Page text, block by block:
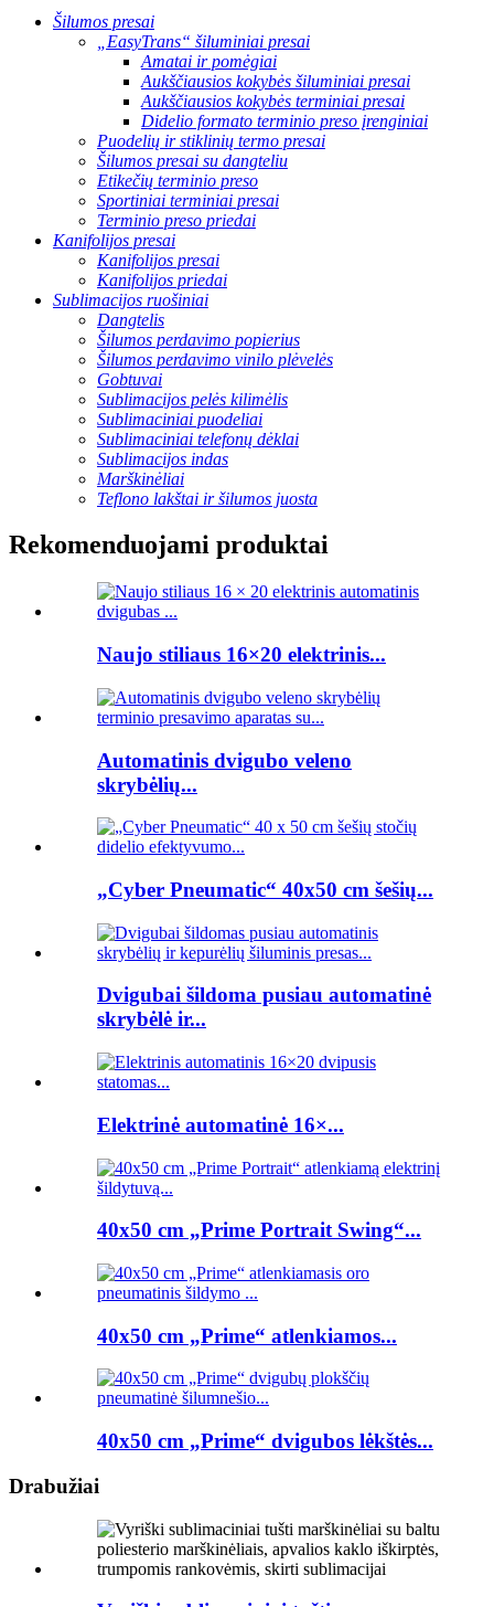
Šilumos presai
„EasyTrans“ šiluminiai presai
Amatai ir pomėgiai
Aukščiausios kokybės šiluminiai presai
Aukščiausios kokybės terminiai presai
Didelio formato terminio preso įrenginiai
Puodelių ir stiklinių termo presai
Šilumos presai su dangteliu
Etikečių terminio preso
Sportiniai terminiai presai
Terminio preso priedai
Kanifolijos presai
Kanifolijos presai
Kanifolijos priedai
Sublimacijos ruošiniai
Dangtelis
Šilumos perdavimo popierius
Šilumos perdavimo vinilo plėvelės
Gobtuvai
Sublimacijos pelės kilimėlis
Sublimaciniai puodeliai
Sublimaciniai telefonų dėklai
Sublimacijos indas
Marškinėliai
Teflono lakštai ir šilumos juosta
Rekomenduojami produktai
Naujo stiliaus 16×20 elektrinis...
Automatinis dvigubo veleno
skrybėlių...
„Cyber ​​Pneumatic“ 40x50 cm šešių...
Dvigubai šildoma pusiau automatinė
skrybėlė ir...
Elektrinė automatinė 16×...
40x50 cm „Prime Portrait Swing“...
40x50 cm „Prime“ atlenkiamos...
40x50 cm „Prime“ dvigubos lėkštės...
Drabužiai